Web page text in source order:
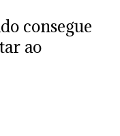
consegue
ao